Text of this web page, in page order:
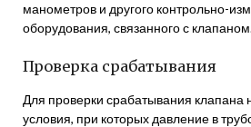
манометров и другого контрольно-
оборудования, связанного с
Проверка срабатывания
Для проверки срабатывания клапана
условия, при которых давление в